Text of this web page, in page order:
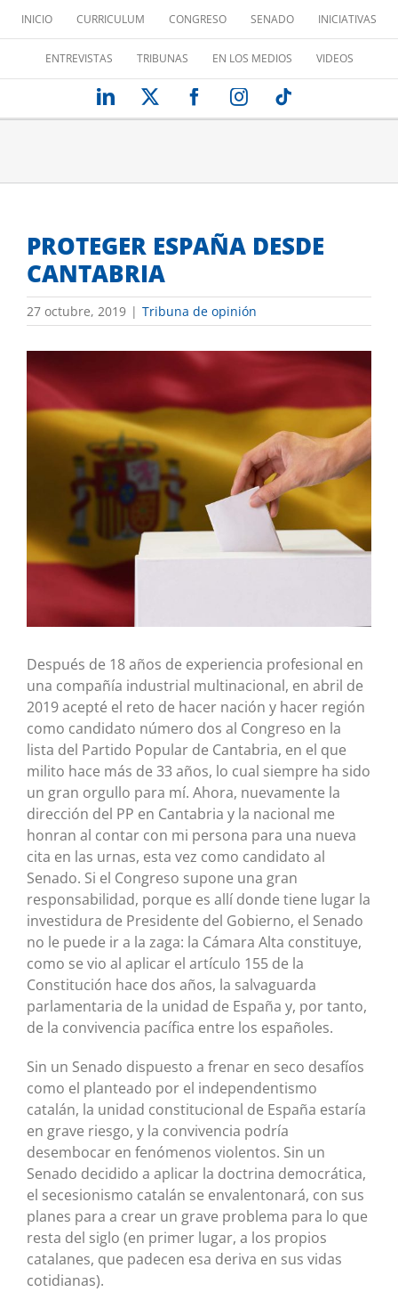
contenido
INICIO CURRICULUM CONGRESO SENADO INICIATIVAS
ENTREVISTAS TRIBUNAS EN LOS MEDIOS VIDEOS
LinkedIn FacebookInstagram
PROTEGER ESPAÑA DESDE
CANTABRIA
27 octubre, 2019 | Tribuna de opinión
Ver
imagen
más
grande
Después de 18 años de experiencia profesional en
una compañía industrial multinacional, en abril de
2019 acepté el reto de hacer nación y hacer región
como candidato número dos al Congreso en la
lista del Partido Popular de Cantabria, en el que
milito hace más de 33 años, lo cual siempre ha sido
un gran orgullo para mí. Ahora, nuevamente la
dirección del PP en Cantabria y la nacional me
honran al contar con mi persona para una nueva
cita en las urnas, esta vez como candidato al
Senado. Si el Congreso supone una gran
responsabilidad, porque es allí donde tiene lugar la
investidura de Presidente del Gobierno, el Senado
no le puede ir a la zaga: la Cámara Alta constituye,
como se vio al aplicar el artículo 155 de la
Constitución hace dos años, la salvaguarda
parlamentaria de la unidad de España y, por tanto,
de la convivencia pacífica entre los españoles.
Sin un Senado dispuesto a frenar en seco desafíos
como el planteado por el independentismo
catalán, la unidad constitucional de España estaría
en grave riesgo, y la convivencia podría
desembocar en fenómenos violentos. Sin un
Senado decidido a aplicar la doctrina democrática,
el secesionismo catalán se envalentonará, con sus
planes para a crear un grave problema para lo que
resta del siglo (en primer lugar, a los propios
catalanes, que padecen esa deriva en sus vidas
cotidianas).